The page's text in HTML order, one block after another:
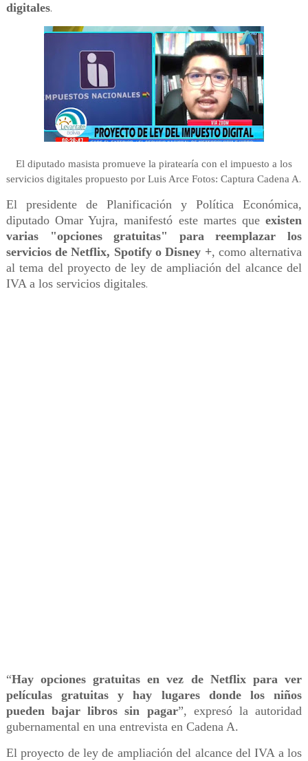
digitales.
El diputado masista promueve la piratearía con el impuesto a los
servicios digitales propuesto por Luis Arce Fotos: Captura Cadena A.
El presidente de Planificación y Política Económica,
diputado Omar Yujra, manifestó este martes queexisten
varias "opciones gratuitas" para reemplazar los
servicios de Netflix, Spotify o Disney +, como alternativa
al tema del proyecto de ley de ampliación del alcance del
IVA a los servicios digitales.
“Hay opciones gratuitas en vez de Netflix para ver
películas gratuitas y hay lugares donde los niños
pueden bajar libros sin pagar”, expresó la autoridad
gubernamental en una entrevista en Cadena A.
El proyecto de ley de ampliación del alcance del IVA a los